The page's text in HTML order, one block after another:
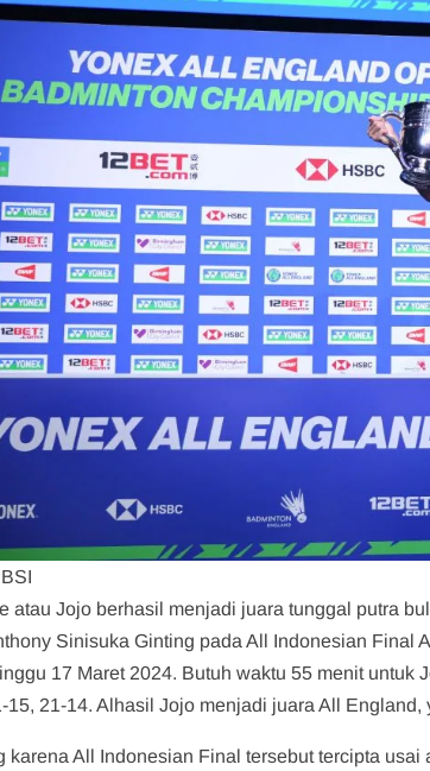
atau Jojo berhasil menjadi juara tunggal putra
Sinisuka Ginting pada All Indonesian Final
17 Maret 2024. Butuh waktu 55 menit untuk
15, 21-14. Alhasil Jojo menjadi juara All
karena All Indonesian Final tersebut tercipta